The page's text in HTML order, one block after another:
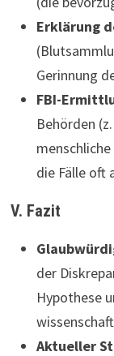
Erklärung
Gerinnung
FBI-
Behörden
die Fälle oft
V. Fazit
der
Hypothese
Aktueller